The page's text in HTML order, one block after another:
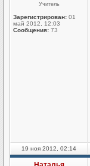
Учитель
Зарегистрирован: 01
май 2012, 12:03
Сообщения: 73
19 ноя 2012, 02:14